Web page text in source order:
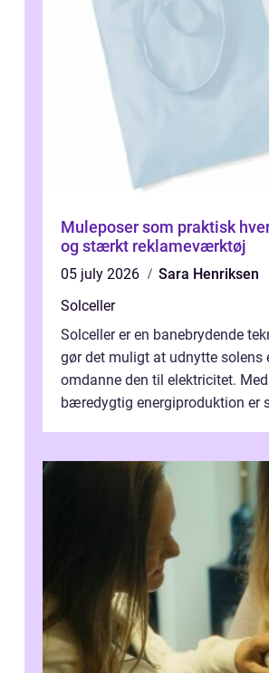
Muleposer som praktisk
og stærkt reklameværktøj
05 july 2026
Sara Henriksen
Solceller
Solceller er en banebrydende
gør det muligt at udnytte solens
omdanne den til elektricitet.
bæredygtig energiproduktion er